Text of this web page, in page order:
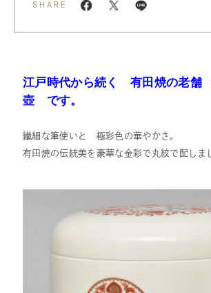
SHARE
江戸時代から続く 有田焼の老舗
壺 です。
繊細な筆使いと 極彩色の華やかさ。
有田焼の伝統美を豪華な金彩で丸紋で配しま